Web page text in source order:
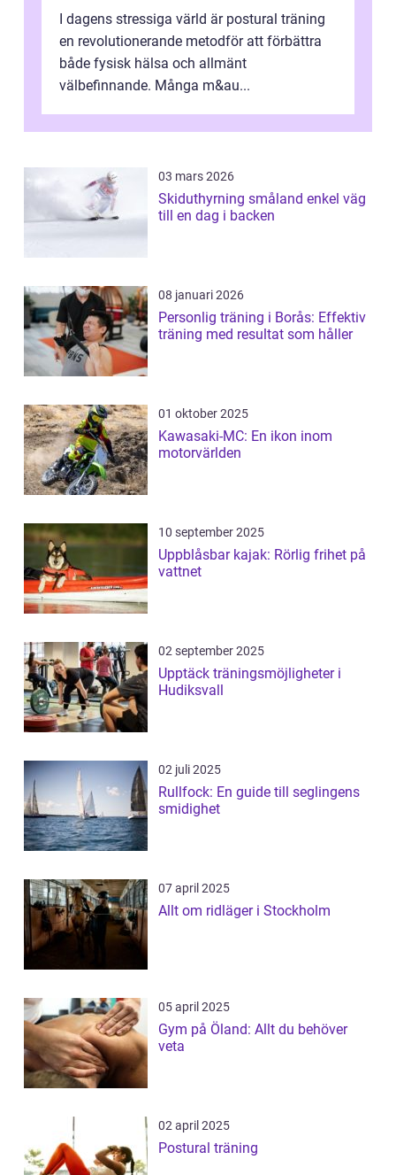
I dagens stressiga värld är postural träning
en revolutionerande metodför att förbättra
både fysisk hälsa och allmänt
välbefinnande. Många m&au...
03 mars 2026
Skiduthyrning småland enkel väg
till en dag i backen
08 januari 2026
Personlig träning i Borås: Effektiv
träning med resultat som håller
01 oktober 2025
Kawasaki-MC: En ikon inom
motorvärlden
10 september 2025
Uppblåsbar kajak: Rörlig frihet på
vattnet
02 september 2025
Upptäck träningsmöjligheter i
Hudiksvall
02 juli 2025
Rullfock: En guide till seglingens
smidighet
07 april 2025
Allt om ridläger i Stockholm
05 april 2025
Gym på Öland: Allt du behöver
veta
02 april 2025
Postural träning